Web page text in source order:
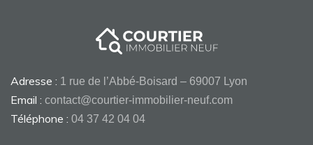
Adresse : 1 rue de l’Abbé-Boisard – 69007 Lyon
Email : contact@courtier-immobilier-neuf.com
Téléphone : 04 37 42 04 04